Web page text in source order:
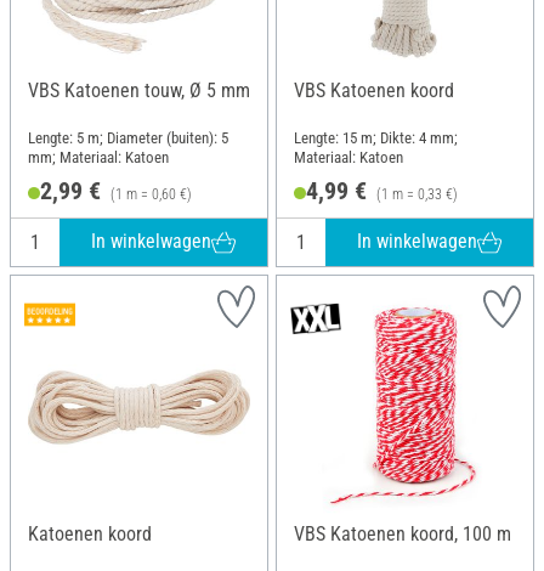
VBS Katoenen touw, Ø 5 mm
Lengte: 5 m; Diameter (buiten): 5
mm; Materiaal: Katoen
2,99 € (1 m = 0,60 €)
In winkelwagen
VBS Katoenen koord
Lengte: 15 m; Dikte: 4 mm;
Materiaal: Katoen
4,99 € (1 m = 0,33 €)
In winkelwagen
Katoenen koord VBS Katoenen koord, 100 m